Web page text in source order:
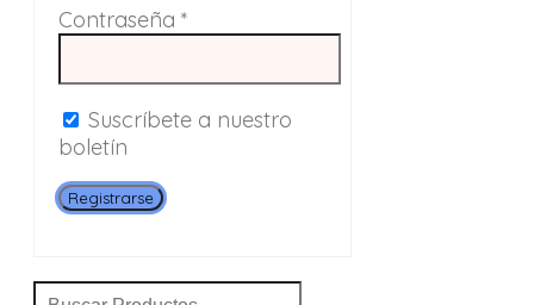
Contraseña *
Suscríbete a nuestro
boletín
Registrarse